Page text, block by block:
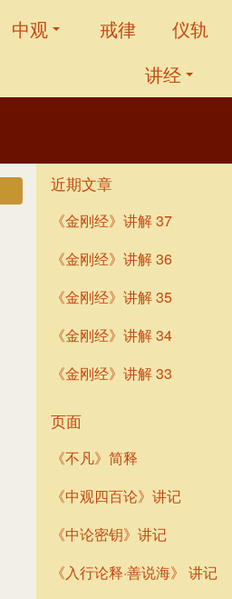
中观 戒律 仪轨
讲经
近期文章
《金刚经》讲解 37
《金刚经》讲解 36
《金刚经》讲解 35
《金刚经》讲解 34
《金刚经》讲解 33
页面
《不凡》简释
《中观四百论》讲记
《中论密钥》讲记
《入行论释·善说海》 讲记